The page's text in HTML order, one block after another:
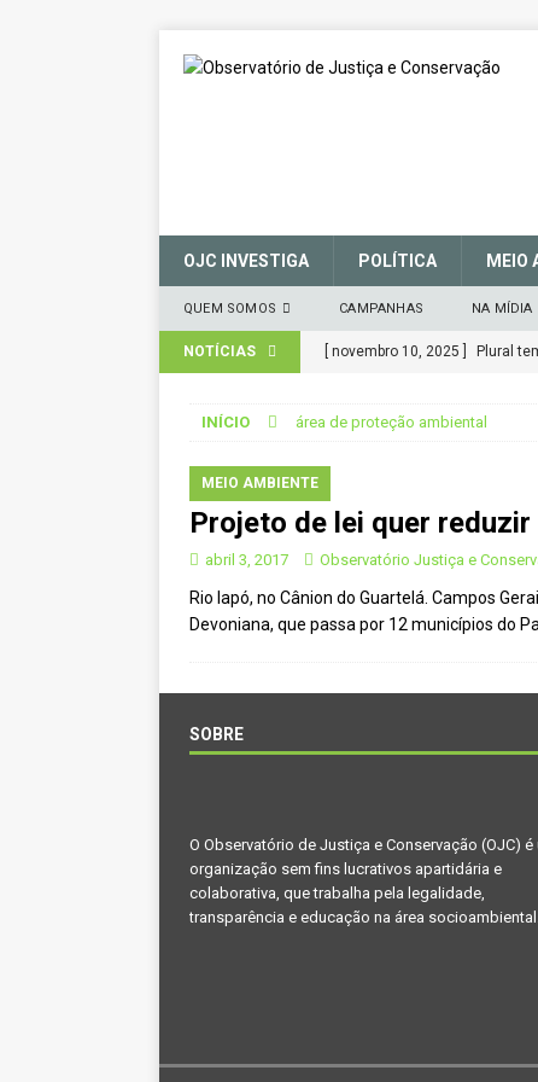
OJC INVESTIGA POLÍTICA MEIO
QUEM SOMOS CAMPANHAS NA MÍDIA
NOTÍCIAS [ novembro 10, 2025 ] Plural
[ março 27, 2025 ]
[ janeiro 22, 2025 ] Parceria
CIDADANIA
[ novembro 29, 2024 ] Nota de
[ novembro 11, 2024 ] Nota de
[ maio 16, 2022 ] Ameaças do
Paraná e Santa Catarina
[ abril 11, 2022 ] Papagaio-
INÍCIO área de proteção ambiental
MEIO AMBIENTE
Projeto de lei quer
abril 3, 2017 Observatório Justiça e
Rio Iapó, no Cânion do Guartelá. Campos
Devoniana, que passa por 12 municípios do
SOBRE
O Observatório de Justiça e Conservação (OJC) é
organização sem fins lucrativos apartidária e
colaborativa, que trabalha pela legalidade,
transparência e educação na área